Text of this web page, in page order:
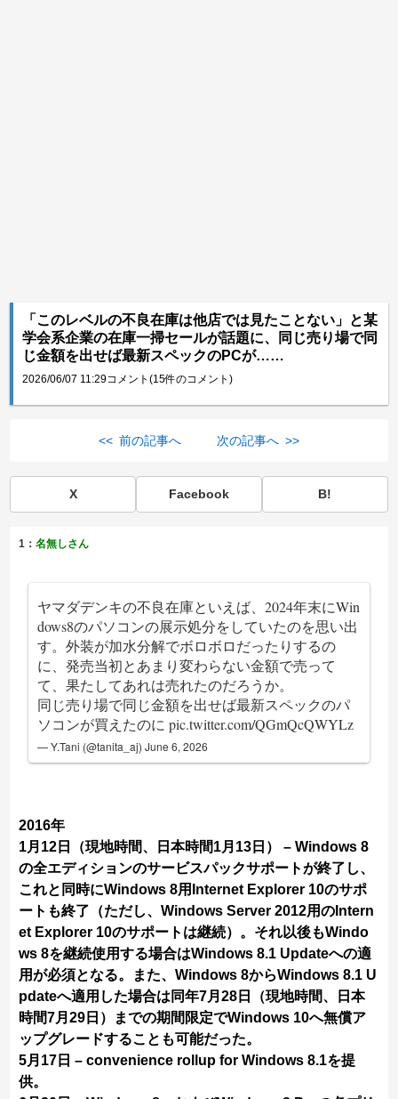
「このレベルの不良在庫は他店では見たことない」と某
学会系企業の在庫一掃セールが話題に、同じ売り場で同
じ金額を出せば最新スペックのPCが……
2026/06/07 11:29コメント(15件のコメント)
<< 前の記事へ 次の記事へ >>
X Facebook B!
1：名無しさん
ヤマダデンキの不良在庫といえば、2024年末にWin
dows8のパソコンの展示処分をしていたのを思い出
す。外装が加水分解でボロボロだったりするの
に、発売当初とあまり変わらない金額で売って
て、果たしてあれは売れたのだろうか。
同じ売り場で同じ金額を出せば最新スペックのパ
ソコンが買えたのにpic.twitter.com/QGmQcQWYLz
— Y.Tani (@tanita_aj)June 6, 2026
2016年
1月12日（現地時間、日本時間1月13日） – Windows 8
の全エディションのサービスパックサポートが終了し、
これと同時にWindows 8用Internet Explorer 10のサポ
ートも終了（ただし、Windows Server 2012用のIntern
et Explorer 10のサポートは継続）。それ以後もWindo
ws 8を継続使用する場合はWindows 8.1 Updateへの適
用が必須となる。また、Windows 8からWindows 8.1 U
pdateへ適用した場合は同年7月28日（現地時間、日本
時間7月29日）までの期間限定でWindows 10へ無償ア
ップグレードすることも可能だった。
5月17日 – convenience rollup for Windows 8.1を提
供。